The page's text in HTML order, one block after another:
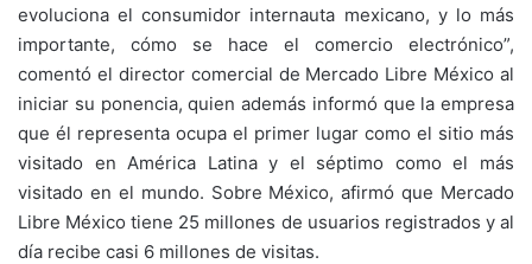
evoluciona el consumidor internauta mexicano, y lo más
importante, cómo se hace el comercio electrónico”,
comentó el director comercial de Mercado Libre México al
iniciar su ponencia, quien además informó que la empresa
que él representa ocupa el primer lugar como el sitio más
visitado en América Latina y el séptimo como el más
visitado en el mundo. Sobre México, afirmó que Mercado
Libre México tiene 25 millones de usuarios registrados y al
día recibe casi 6 millones de visitas.